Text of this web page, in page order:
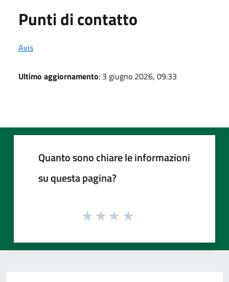
Punti di contatto
Avis
Ultimo aggiornamento: 3 giugno 2026, 09:33
Quanto sono chiare le informazioni
su questa pagina?